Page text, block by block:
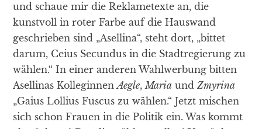
und schaue mir die Reklametexte an, die
kunstvoll in roter Farbe auf die Hauswand
geschrieben sind „Asellina“, steht dort, „bittet
darum, Ceius Secundus in die Stadtregierung zu
wählen.“ In einer anderen Wahlwerbung bitten
Asellinas KolleginnenAegle,Maria undZmyrina
„Gaius Lollius Fuscus zu wählen.“ Jetzt mischen
sich schon Frauen in die Politik ein. Was kommt